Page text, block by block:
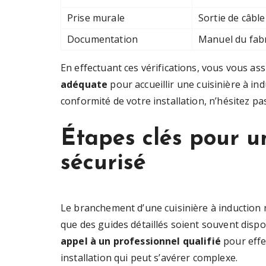
Prise murale
Sortie de
Documentation
Manuel du
En effectuant ces vérifications, vous vous
adéquate pour accueillir une cuisinière à
conformité de votre installation, n’hésitez
Étapes clés pour
sécurisé
Le branchement d’une cuisinière à
que des guides détaillés soient souvent
appel à un professionnel qualifié pour
installation qui peut s’avérer complexe.